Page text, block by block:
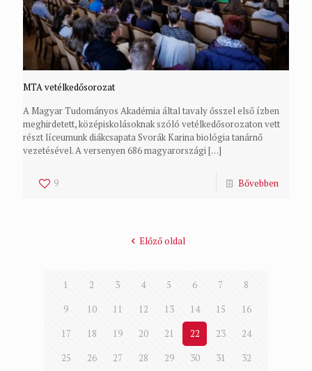
MTA vetélkedősorozat
A Magyar Tudományos Akadémia által tavaly ősszel első ízben
meghirdetett, középiskolásoknak szóló vetélkedősorozaton vett
részt líceumunk diákcsapata Svorák Karina biológia tanárnő
vezetésével. A versenyen 686 magyarországi[…]
9 Bővebben
Előző oldal
1 2 3 4 5 6 7
8
9
10 11 12 13 14 15
16
17
18 19 20 21 22 23
24
25
26 27 28 29 30 31 32